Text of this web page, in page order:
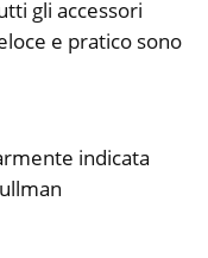
gli accessori
e pratico sono
indicata